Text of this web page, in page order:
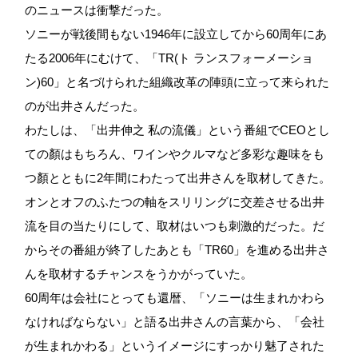
のニュースは衝撃だった。
ソニーが戦後間もない1946年に設立してから60周年にあ
たる2006年にむけて、「TR(ト ランスフォーメーショ
ン)60」と名づけられた組織改革の陣頭に立って来られた
のが出井さんだった。
わたしは、「出井伸之 私の流儀」という番組でCEOとし
ての顏はもちろん、ワインやクルマなど多彩な趣味をも
つ顏とともに2年間にわたって出井さんを取材してきた。
オンとオフのふたつの軸をスリリングに交差させる出井
流を目の当たりにして、取材はいつも刺激的だった。だ
からその番組が終了したあとも「TR60」を進める出井さ
んを取材するチャンスをうかがっていた。
60周年は会社にとっても還暦、「ソニーは生まれかわら
なければならない」と語る出井さんの言葉から、「会社
が生まれかわる」というイメージにすっかり魅了された